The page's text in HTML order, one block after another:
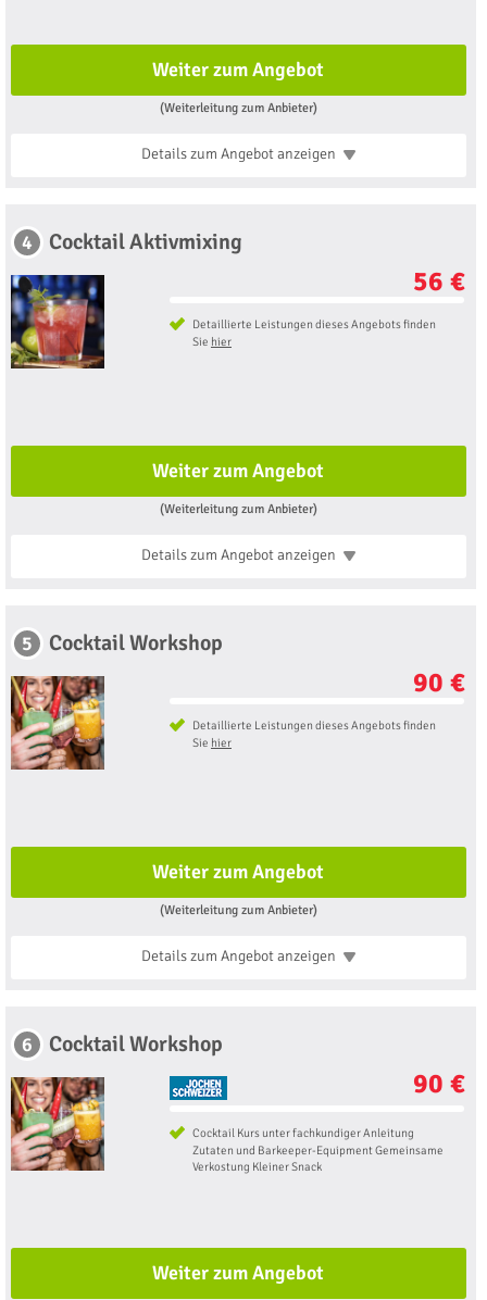
Weiter zum Angebot
(Weiterleitung zum Anbieter)
Details zum Angebotanzeigen
4 Cocktail Aktivmixing
56 €
Detaillierte Leistungen dieses Angebots finden
Sie hier
Weiter zum Angebot
(Weiterleitung zum Anbieter)
Details zum Angebotanzeigen
5 Cocktail Workshop
90 €
Detaillierte Leistungen dieses Angebots finden
Sie hier
Weiter zum Angebot
(Weiterleitung zum Anbieter)
Details zum Angebotanzeigen
6 Cocktail Workshop
90 €
Cocktail Kurs unter fachkundiger Anleitung
Zutaten und Barkeeper-Equipment Gemeinsame
Verkostung Kleiner Snack
Weiter zum Angebot